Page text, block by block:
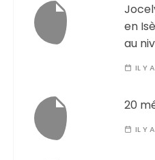
en
au
IL Y
20
IL Y